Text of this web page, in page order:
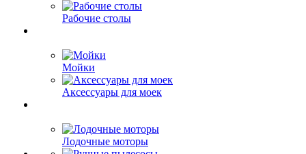
Рабочие столы
Мойки
Аксессуары для моек
Лодочные моторы